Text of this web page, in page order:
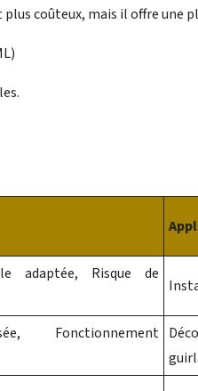
coûteux, mais il offre une
adaptée, Risque de
Fonctionnement